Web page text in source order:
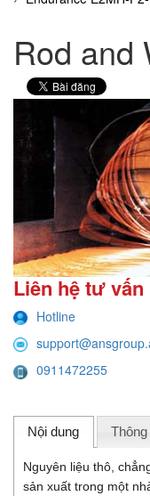
Rod and
Liên hệ tư vấn
Hotline
0911472255
Nội dung
Nguyên liệu thô,
sản xuất trong một